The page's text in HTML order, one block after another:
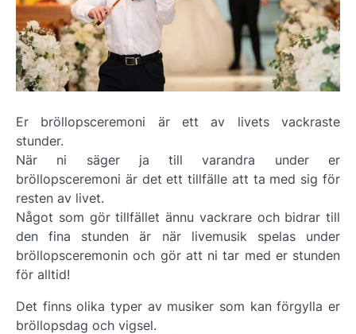
Er bröllopsceremoni är ett av livets vackraste
stunder.
När ni säger ja till varandra under er
bröllopsceremoni är det ett tillfälle att ta med sig för
resten av livet.
Något som gör tillfället ännu vackrare och bidrar till
den fina stunden är när livemusik spelas under
bröllopsceremonin och gör att ni tar med er stunden
för alltid!
Det finns olika typer av musiker som kan förgylla er
bröllopsdag och vigsel.